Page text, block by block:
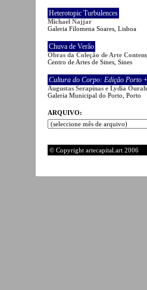
Heterotopic Turbulences
Michael Najjar
Galeria Filomena Soares, Lisboa
Chuva de Verão
Obras da Coleção de Arte
Centro de Artes de Sines, Sines
Cultura do Corpo: Edição Porto +
Augustas Serapinas e Lydia
Galeria Municipal do Porto, Porto
ARQUIVO:
© Copyright artecapital.art 2006